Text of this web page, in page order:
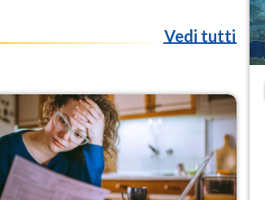
Vedi tutti